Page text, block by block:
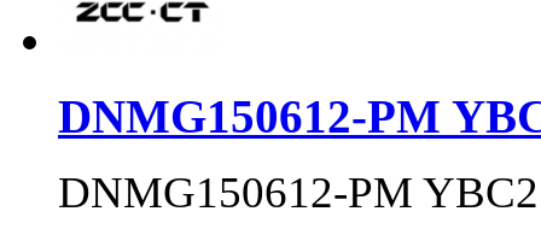
DNMG150612-PM
DNMG150612-PM